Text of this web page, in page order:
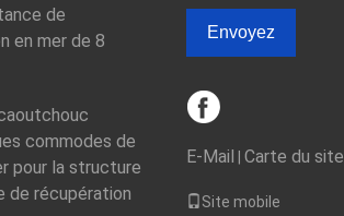
de
en mer de 8
commodes de
pour la structure
de récupération
Envoyez
E-Mail Carte du site
Site mobile